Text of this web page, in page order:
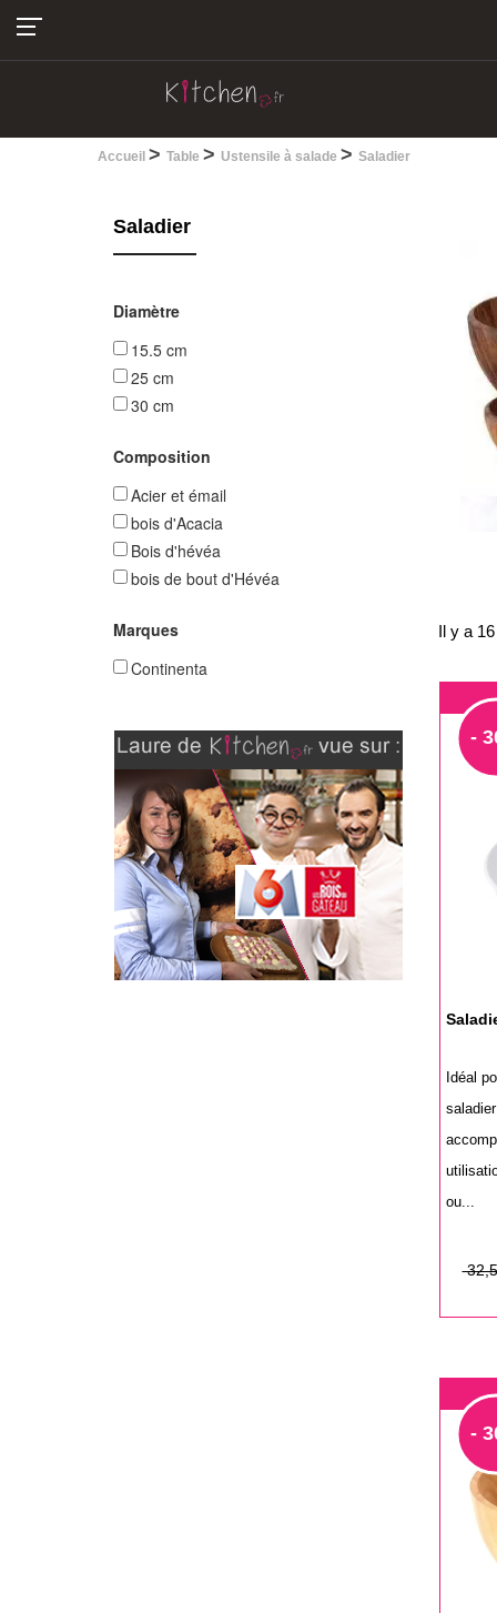
Accueil > Table > Ustensile à salade > Saladier
Saladier
Diamètre
15.5 cm
25 cm
30 cm
Composition
Acier et émail
bois d'Acacia
Bois d'hévéa
bois de bout d'Hévéa
Marques
Continenta
Il y a
-
Idéal
ou...
Prix
Prix
-